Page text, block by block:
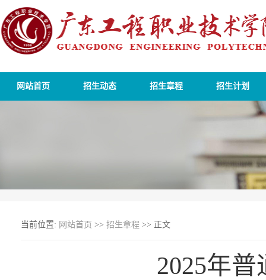
网站首页 招生动态 招生章程 招生计划
当前位置: 网站首页 >> 招生章程 >> 正文
2025年